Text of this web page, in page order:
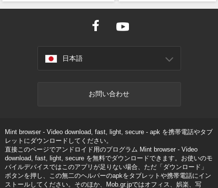
日本語
お問い合わせ
Mint browser - Video download, fast, light, secure - apk を携帯電話やタブ
レットにダウンロードしてください。
直接このページでアンドロイド用のプログラム Mint browser - Video
download, fast, light, secure を無料でダウンロードできます。お使いのモ
バイルデバイスではこのアプリが足りない場合、ただ「ダウンロード」
ボタンを押し、この無二のヘルパーのapkをタブレットや携帯電話にイン
ストールしてください。そのほか、Mob.gr.jpではオフィス、娯楽、写